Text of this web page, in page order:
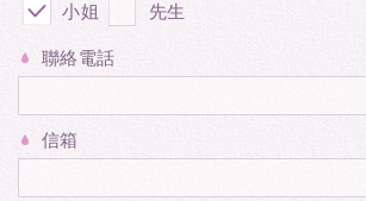
小姐
先生
聯絡電話
信箱